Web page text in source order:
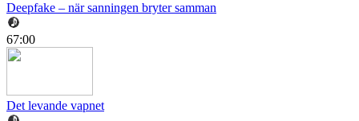
Deepfake – när sanningen bryter samman
67:00
Det levande vapnet